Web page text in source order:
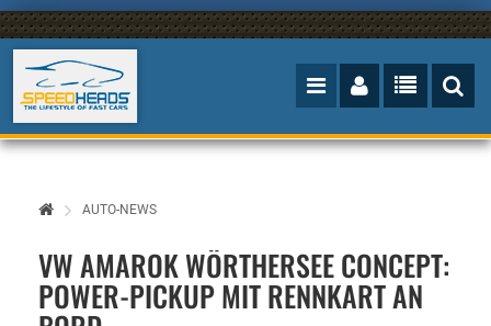
AUTO-NEWS
VW AMAROK WÖRTHERSEE CONCEPT:
POWER-PICKUP MIT RENNKART AN